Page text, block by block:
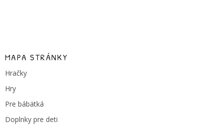
MAPA STRÁNKY
Hračky
Hry
Pre bábätká
Doplnky pre deti